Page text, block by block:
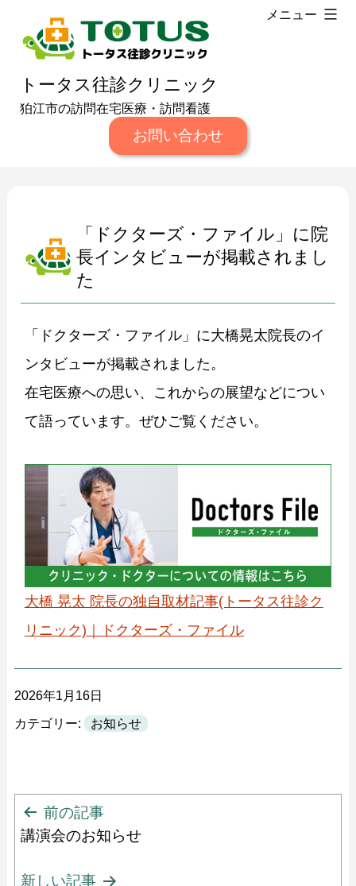
トータス往診クリニック
狛江市の訪問在宅医療・訪問看護
メニュー
お問い合わせ
「ドクターズ・ファイル」に院
長インタビューが掲載されまし
た
「ドクターズ・ファイル」に大橋晃太院長のイ
ンタビューが掲載されました。
在宅医療への思い、これからの展望などについ
て語っています。ぜひご覧ください。
大橋 晃太 院長の独自取材記事(トータス往診ク
リニック)｜ドクターズ・ファイル
2026年1月16日
カテゴリー: お知らせ
投
稿
ナ
前の記事
講演会のお知らせ
新しい記事